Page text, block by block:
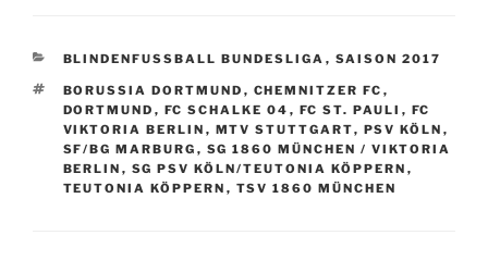
KATEGORIEN
BLINDENFUSSBALL BUNDESLIGA , SAISON 2017
SCHLAGWÖRTER
BORUSSIA DORTMUND , CHEMNITZER FC ,
DORTMUND , FC SCHALKE 04 , FC ST. PAULI , FC
VIKTORIA BERLIN , MTV STUTTGART, PSV KÖLN ,
SF/BG MARBURG , SG 1860 MÜNCHEN / VIKTORIA
BERLIN , SG PSV KÖLN/TEUTONIA KÖPPERN ,
TEUTONIA KÖPPERN , TSV 1860 MÜNCHEN